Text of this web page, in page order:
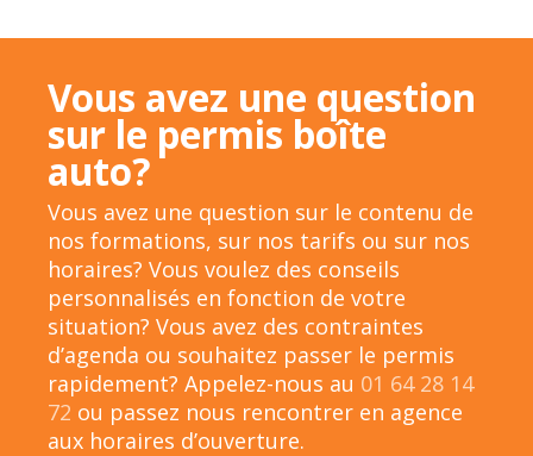
Vous avez une question
sur le permis boîte
auto?
Vous avez une question sur le contenu de
nos formations, sur nos tarifs ou sur nos
horaires? Vous voulez des conseils
personnalisés en fonction de votre
situation? Vous avez des contraintes
d’agenda ou souhaitez passer le permis
rapidement? Appelez-nous au 01 64 28 14
72 ou passez nous rencontrer en agence
aux horaires d’ouverture.